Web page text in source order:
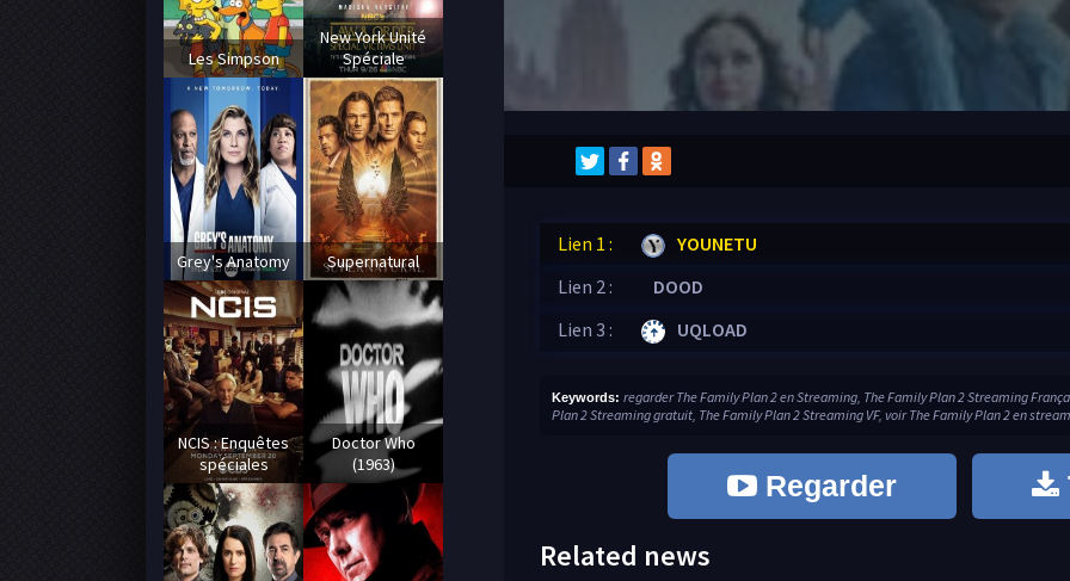
Lien 1 : YOUNETU
Lien 2 :
DOOD
Lien 3 :
UQLOAD
Keywords: regarder The Family Plan 2 en Streaming, The Family Plan 2 Streaming
Plan 2 Streaming gratuit, The Family Plan 2 Streaming VF, voir The Family Plan 2 en
Regarder
Related news
Les Simpson
New York Unité
Spéciale
Grey's Anatomy Supernatural
NCIS : Enquêtes
spéciales
Doctor Who
(1963)